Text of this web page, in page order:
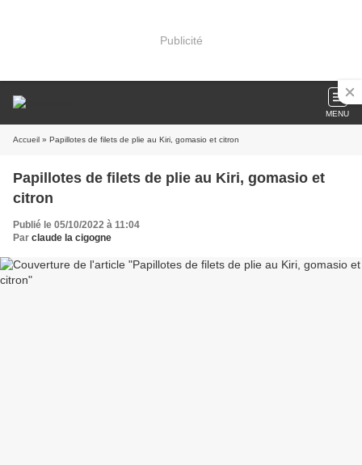
Publicité
MENU
Accueil » Papillotes de filets de plie au Kiri, gomasio et citron
Papillotes de filets de plie au Kiri, gomasio et
citron
Publié le 05/10/2022 à 11:04
Par claude la cigogne